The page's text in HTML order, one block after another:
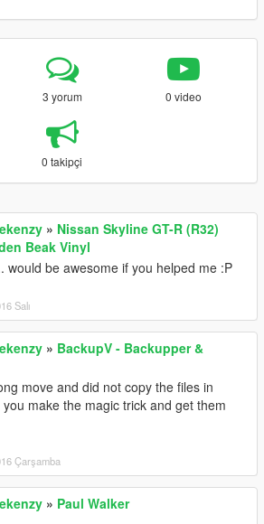
3 yorum 0 video
0 takipçi
» Nissan Skyline GT-R (R32)
Beak Vinyl
would be awesome if you helped me :P
Salı
» BackupV - Backupper &
move and did not copy the files in
make the magic trick and get them
Çarşamba
» Paul Walker